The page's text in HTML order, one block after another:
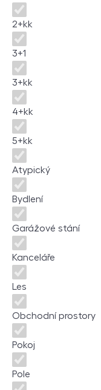
2+kk
3+1
3+kk
4+kk
5+kk
Atypický
Bydlení
Garážové stání
Kanceláře
Les
Obchodní prostory
Pokoj
Pole